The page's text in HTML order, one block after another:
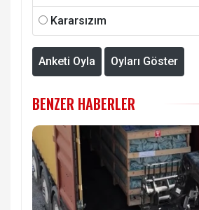
Kararsızım
Anketi Oyla Oyları Göster
BENZER HABERLER